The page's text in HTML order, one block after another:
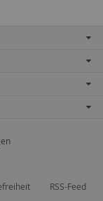
RSS-Feed